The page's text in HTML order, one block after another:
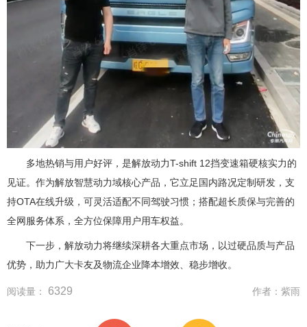
多地热销与用户好评，是解放动力T-shift 12挡变速箱硬核实力的
见证。作为解放智慧动力域核心产品，它立足国内路况定制研发，支
持OTA在线升级，可灵活适配不同驾驶习惯；搭配超长质保与完善的
全网服务体系，全方位保障用户用车权益。
下一步，解放动力将继续深耕各大重点市场，以过硬品质与产品
优势，助力广大卡友及物流企业降本增效、稳步增收。
阅读量： 6329 作者： 紫雨